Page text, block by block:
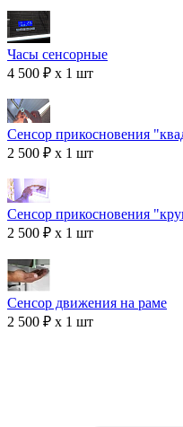
Часы сенсорные
4 500 ₽ x 1 шт
Сенсор прикосновения
2 500 ₽ x 1 шт
Сенсор прикосновения
2 500 ₽ x 1 шт
Сенсор движения на раме
2 500 ₽ x 1 шт